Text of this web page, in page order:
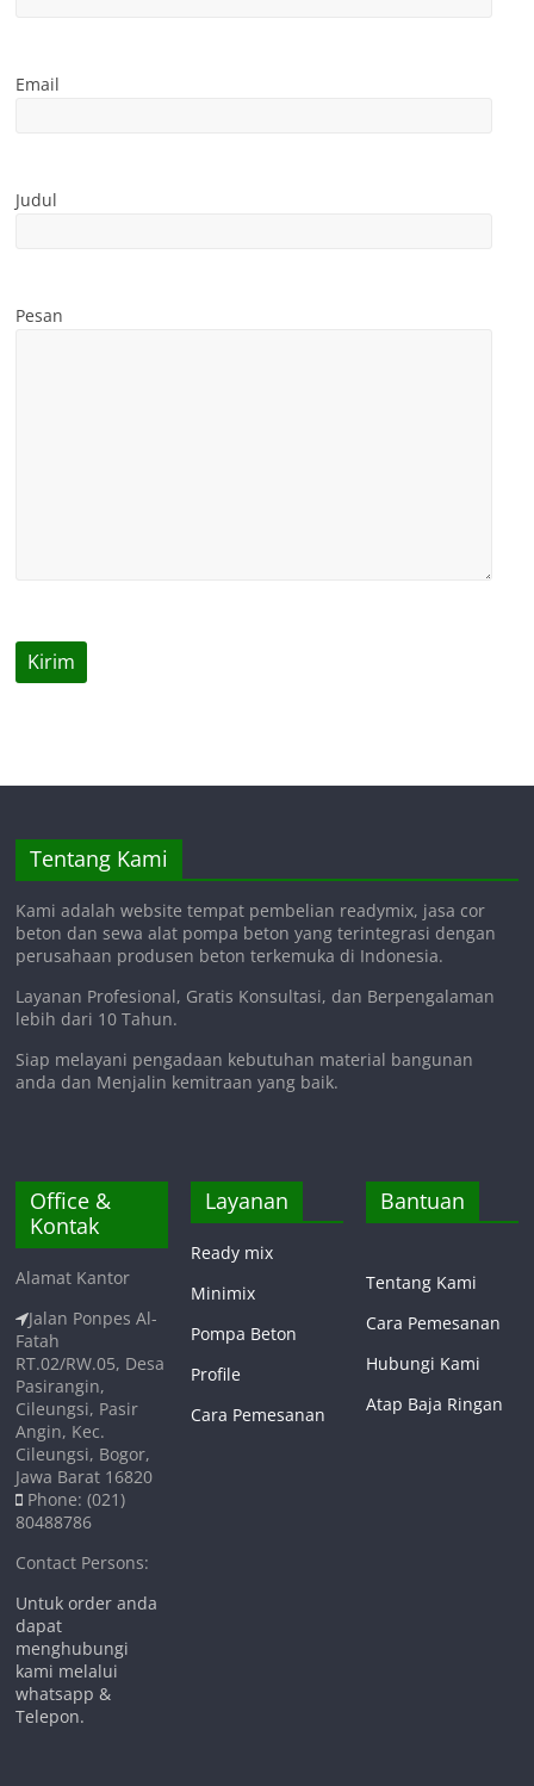
Email
Judul
Pesan
Tentang Kami
Kami adalah website tempat pembelian readymix, jasa cor
beton dan sewa alat pompa beton yang terintegrasi dengan
perusahaan produsen beton terkemuka di Indonesia.
Layanan Profesional, Gratis Konsultasi, dan Berpengalaman
lebih dari 10 Tahun.
Siap melayani pengadaan kebutuhan material bangunan
anda dan Menjalin kemitraan yang baik.
Office &
Kontak
Alamat Kantor
Jalan Ponpes Al-
Fatah
RT.02/RW.05, Desa
Pasirangin,
Cileungsi, Pasir
Angin, Kec.
Cileungsi, Bogor,
Jawa Barat 16820
Phone: (021)
80488786
Contact Persons:
Untuk order anda
dapat
menghubungi
kami melalui
whatsapp &
Telepon.
Layanan
Ready mix
Minimix
Pompa Beton
Profile
Cara Pemesanan
Bantuan
Tentang Kami
Cara Pemesanan
Hubungi Kami
Atap Baja Ringan